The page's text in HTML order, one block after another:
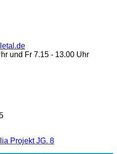
und Fr 7.15 - 13.00 Uhr
Projekt JG. 8